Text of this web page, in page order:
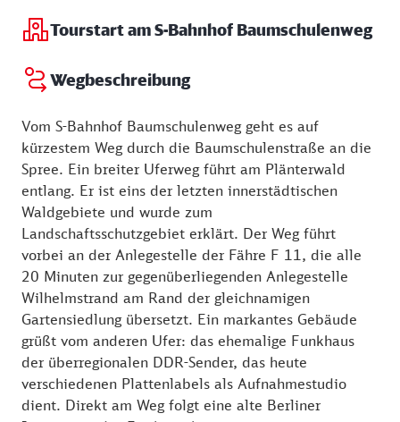
Tourstart am S-Bahnhof Baumschulenweg
Wegbeschreibung
Vom S-Bahnhof Baumschulenweg geht es auf
kürzestem Weg durch die Baumschulenstraße an die
Spree. Ein breiter Uferweg führt am Plänterwald
entlang. Er ist eins der letzten innerstädtischen
Waldgebiete und wurde zum
Landschaftsschutzgebiet erklärt. Der Weg führt
vorbei an der Anlegestelle der Fähre F 11, die alle
20 Minuten zur gegenüberliegenden Anlegestelle
Wilhelmstrand am Rand der gleichnamigen
Gartensiedlung übersetzt. Ein markantes Gebäude
grüßt vom anderen Ufer: das ehemalige Funkhaus
der überregionalen DDR-Sender, das heute
verschiedenen Plattenlabels als Aufnahmestudio
dient. Direkt am Weg folgt eine alte Berliner